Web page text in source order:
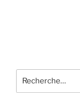
Recherche
pour